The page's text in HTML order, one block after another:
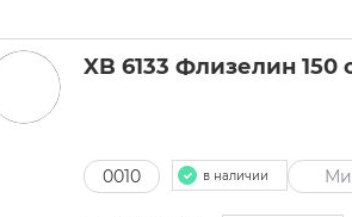
XB 6133 Флизелин 150
0010 в наличии